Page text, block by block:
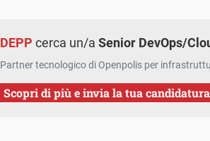
DEPP cerca un/aSenior DevOps/
Partner tecnologico di Openpolis per
Scopri di più e invia la tua